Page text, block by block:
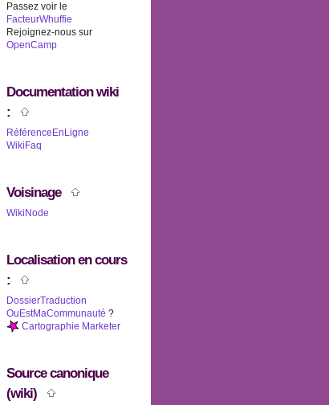
Passez voir le
FacteurWhuffie
Rejoignez-nous sur
OpenCamp
Documentation wiki
:
RéférenceEnLigne
WikiFaq
Voisinage
WikiNode
Localisation en cours
:
DossierTraduction
OuEstMaCommunauté ?
Cartographie Marketer
Source canonique
(wiki)